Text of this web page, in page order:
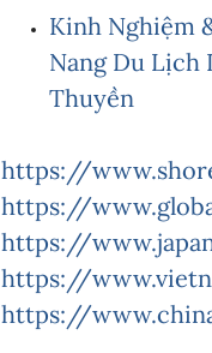
Kinh Nghiệm
Nang Du Lịch
Thuyền
https://
https://
https://
https://
https://